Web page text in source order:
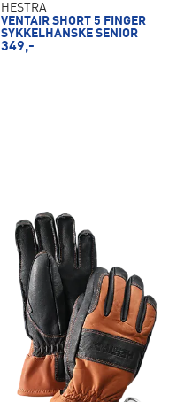
HESTRA
VENTAIR SHORT 5 FINGER
SYKKELHANSKE SENIOR
349,-